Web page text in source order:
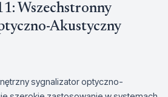
Wszechstronny
Akustyczny
sygnalizator optyczno-